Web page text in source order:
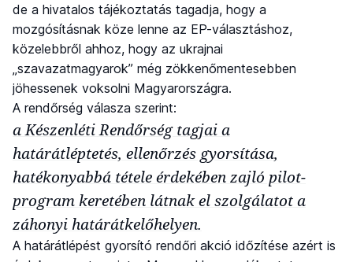
de a hivatalos tájékoztatás tagadja, hogy a
mozgósításnak köze lenne az EP-választáshoz,
közelebbről ahhoz, hogy az ukrajnai
„szavazatmagyarok” még zökkenőmentesebben
jöhessenek voksolni Magyarországra.
A rendőrség válasza szerint:
a Készenléti Rendőrség tagjai a
határátléptetés, ellenőrzés gyorsítása,
hatékonyabbá tétele érdekében zajló pilot-
program keretében látnak el szolgálatot a
záhonyi határátkelőhelyen.
A határátlépést gyorsító rendőri akció időzítése azért is